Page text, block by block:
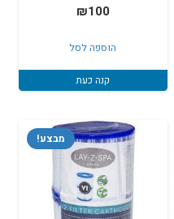
₪100
הוספה לסל
קנה כעת
מבצע!